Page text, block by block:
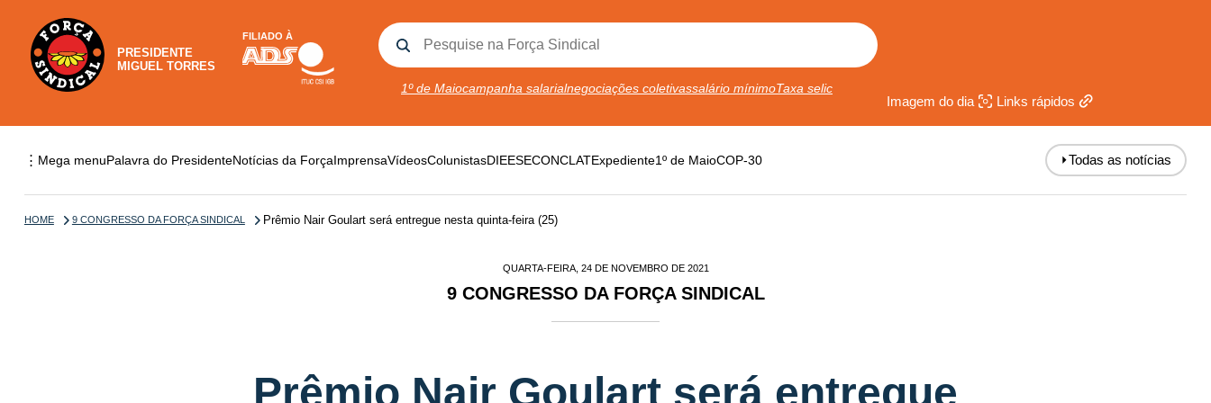
PRESIDENTE
MIGUEL TORRES
FILIADO À
1º de Maiocampanha salarialnegociações coletivassalário mínimoTaxa selic
Imagem do dia Links rápidos
⋮ Mega menuPalavra do PresidenteNotícias da ForçaImprensaVídeosColunistasDIEESECONCLATExpediente1º de MaioCOP-30 ⏵Todas as notícias
HOME 9 CONGRESSO DA FORÇA SINDICAL Prêmio Nair Goulart será entregue nesta quinta-feira (25)
QUARTA-FEIRA, 24 DE NOVEMBRO DE 2021
9 CONGRESSO DA FORÇA SINDICAL
Prêmio Nair Goulart será entregue